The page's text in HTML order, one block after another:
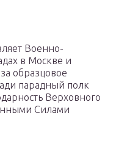
Военно-
в Москве и
образцовое
парадный полк
Верховного
Силами